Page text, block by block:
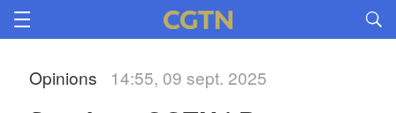
Opinions 14:55, 09 sept. 2025